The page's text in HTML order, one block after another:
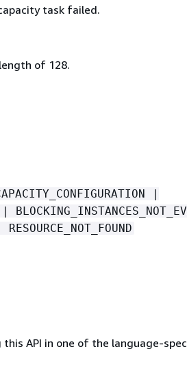
task failed.
of 128.
|
|
API in one of the language-